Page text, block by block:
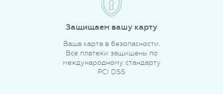
Защищаем вашу карту
Ваша карта в безопасности.
Все платежи защищены по
международному стандарту
PCI DSS